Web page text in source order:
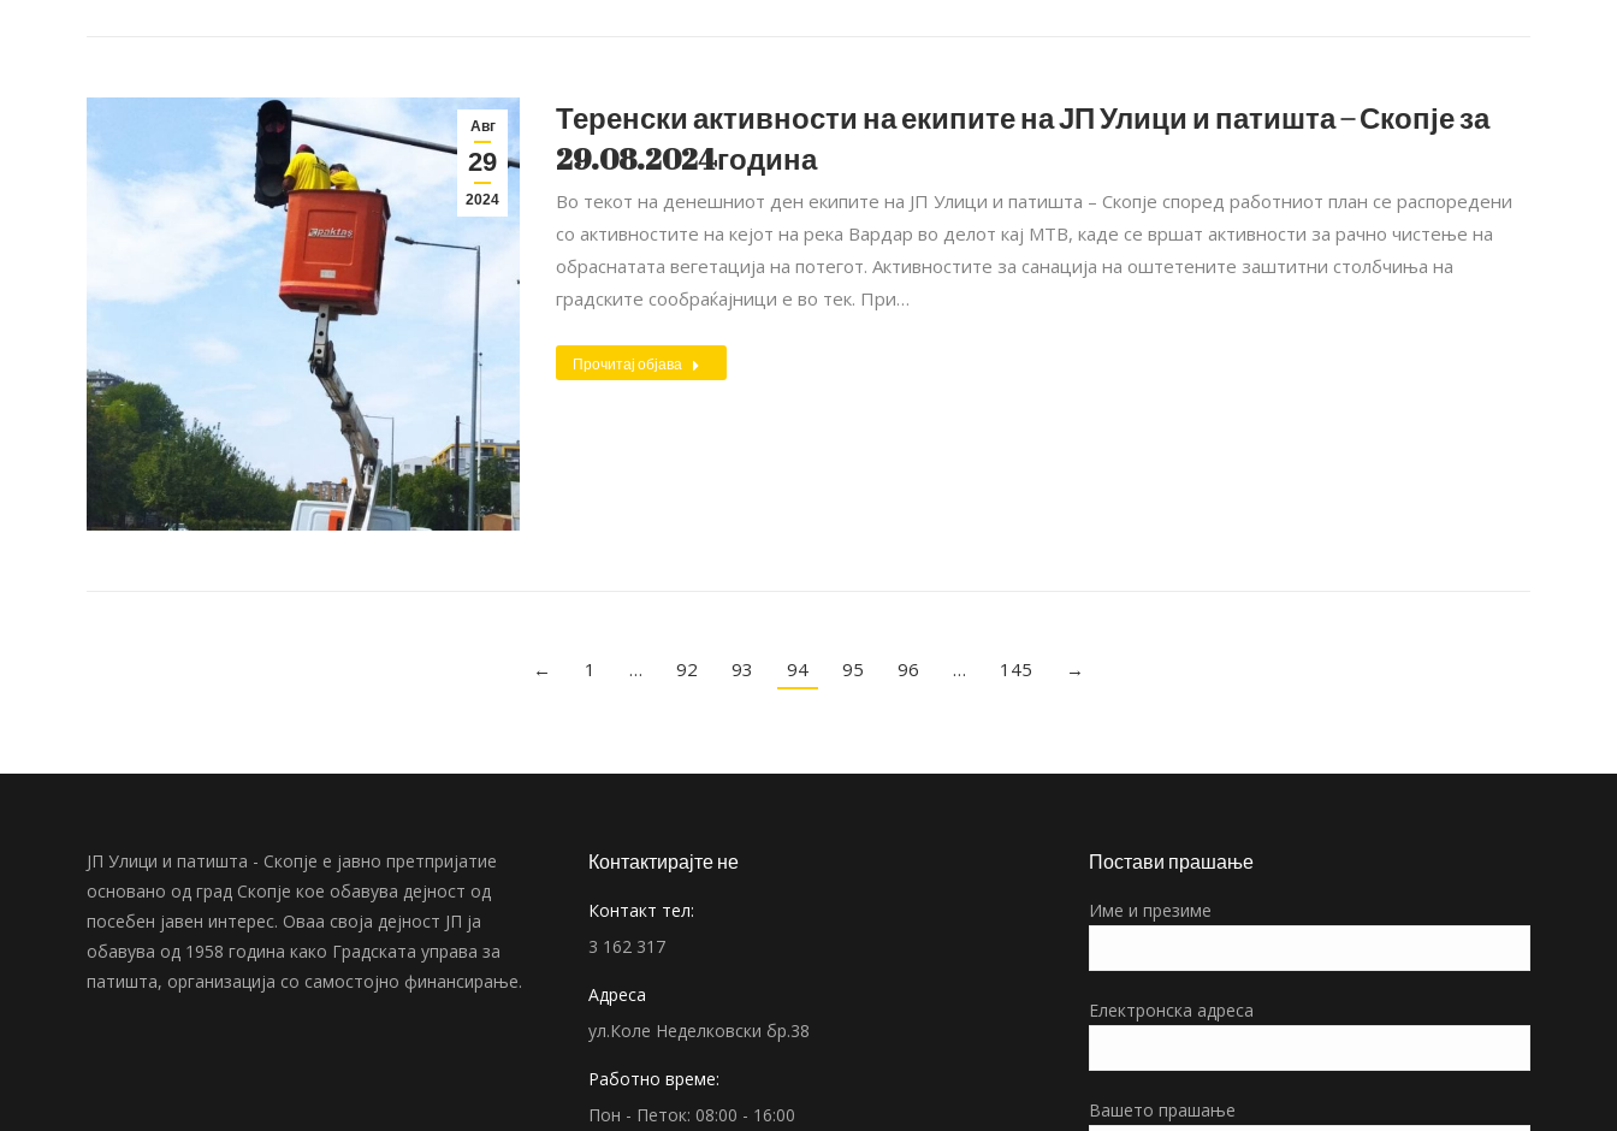
Авг
29
2024
Теренски активности на екипите на ЈП Улици и патишта – Скопје за
29.08.2024година
Во текот на денешниот ден екипите на ЈП Улици и патишта – Скопје според работниот план се распоредени
со активностите на кејот на река Вардар во делот кај МТВ, каде се вршат активности за рачно чистење на
обраснатата вегетација на потегот. Активностите за санација на оштетените заштитни столбчиња на
градските сообраќајници е во тек. При…
Прочитај објава
← 1 … 92 93 94 95 96 … 145 →
ЈП Улици и патишта - Скопје е јавно претпријатие
основано од град Скопје кое обавува дејност од
посебен јавен интерес. Оваа своја дејност ЈП ја
обавува од 1958 година како Градската управа за
патишта, организација со самостојно финансирање.
Контактирајте не
Контакт тел:
3 162 317
Адреса
ул.Коле Неделковски бр.38
Работно време:
Пон - Петок: 08:00 - 16:00
Постави прашање
Име и презиме
Електронска адреса
Вашето прашање